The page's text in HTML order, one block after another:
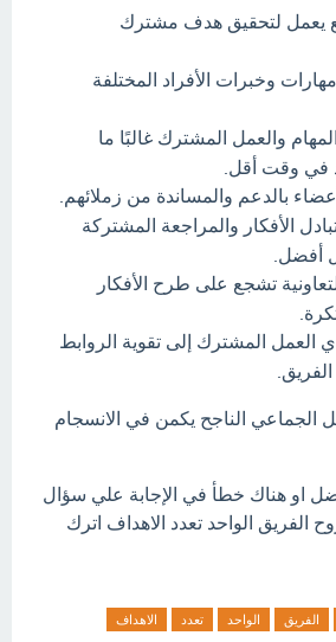
يعمل لتحقيق هدف مشترك
وخبرات الأفراد المختلفة
والعمل المشترك غالبًا ما
في وقت أقل.
بالدعم والمساندة من زملائهم.
الأفكار والمراجعة المشتركة
أفضل.
تشجع على طرح الأفكار
العمل المشترك إلى تقوية الروابط
الجماعي الناجح يكمن في الانسجام
او هناك خطأ في الإجابة علي سؤال
الفريق الواحد تعدد الاهداف اترك
الفريق الواحد تعدد الاهداف